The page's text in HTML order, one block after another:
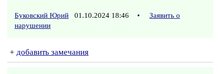
Буковский Юрий 01.10.2024 18:46 •
Заявить о
нарушении
+ добавить замечания